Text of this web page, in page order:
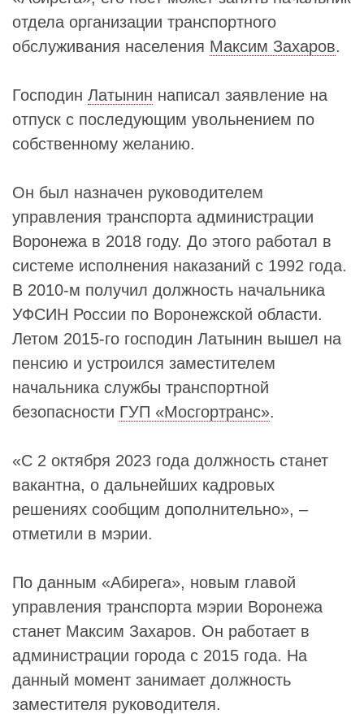
отдела организации транспортного
обслуживания населения Максим Захаров.
Господин Латынин написал заявление на
отпуск с последующим увольнением по
собственному желанию.
Он был назначен руководителем
управления транспорта администрации
Воронежа в 2018 году. До этого работал в
системе исполнения наказаний с 1992 года.
В 2010-м получил должность начальника
УФСИН России по Воронежской области.
Летом 2015-го господин Латынин вышел на
пенсию и устроился заместителем
начальника службы транспортной
безопасности ГУП «Мосгортранс».
«С 2 октября 2023 года должность станет
вакантна, о дальнейших кадровых
решениях сообщим дополнительно», –
отметили в мэрии.
По данным «Абирега», новым главой
управления транспорта мэрии Воронежа
станет Максим Захаров. Он работает в
администрации города с 2015 года. На
данный момент занимает должность
заместителя руководителя.